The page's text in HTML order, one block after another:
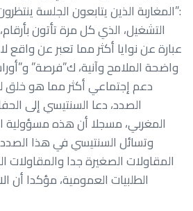
:”المغاربة الذين يتابعون الجلسة
التشغيل، الذي كل مرة تأتون
عبارة عن نوايا أكثر مما تعبر عن
واضحة الملامح وآنية، ك”فرصة”
دعم إجتماعي أكثر مما هو
الصدد، دعا السنتيسي إلى
المغربي، مسجلا أن هذه مسؤولية
وتسائل السنتيسي في هذا
المقاولات الصغيرة جدا
الطلبيات العمومية، مؤكدا أن